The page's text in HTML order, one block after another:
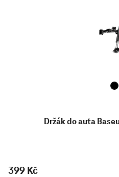
Držák do auta
399 Kč